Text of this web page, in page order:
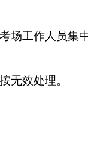
场工作人员集
无效处理。